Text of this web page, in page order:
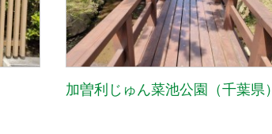
加曽利じゅん菜池公園（千葉県）